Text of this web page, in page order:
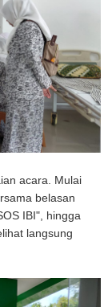
acara. Mulai
belasan
IBI", hingga
langsung